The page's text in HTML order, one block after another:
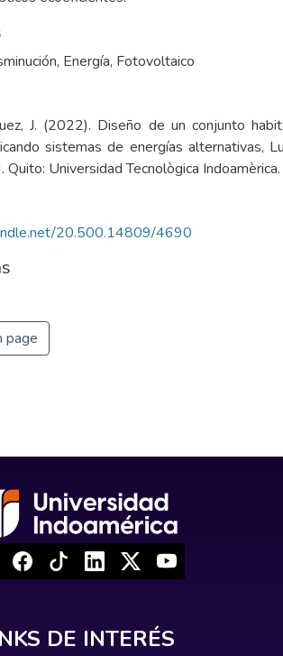
, Energía, Fotovoltaico
J. (2022). Diseño de un conjunto
sistemas de energías alternativas,
Quito: Universidad Tecnològica
20.500.14809/4690
page
DE INTERÉS